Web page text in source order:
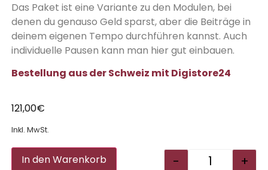
Das Paket ist eine Variante zu den Modulen, bei
denen du genauso Geld sparst, aber die Beiträge in
deinem eigenen Tempo durchführen kannst. Auch
individuelle Pausen kann man hier gut einbauen.
Bestellung aus der Schweiz mit Digistore24
121,00€
Inkl. MwSt.
- +
In den Warenkorb Alternative: